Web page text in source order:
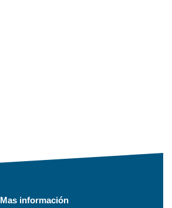
Mas información